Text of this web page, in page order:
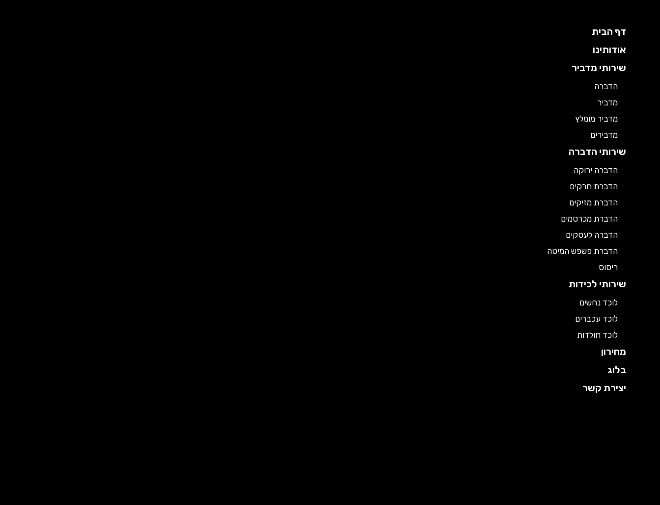
דף הבית
אודותינו
שירותי מדביר
הדברה
מדביר
מדביר מומלץ
מדבירים
שירותי הדברה
הדברה ירוקה
הדברת חרקים
הדברת מזיקים
הדברת מכרסמים
הדברה לעסקים
הדברת פשפש המיטה
ריסוס
שירותי לכידות
לוכד נחשים
לוכד עכברים
לוכד חולדות
מחירון
בלוג
יצירת קשר